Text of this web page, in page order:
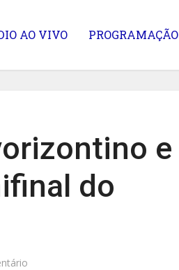
AO VIVO PROGRAMAÇÃO
e
do